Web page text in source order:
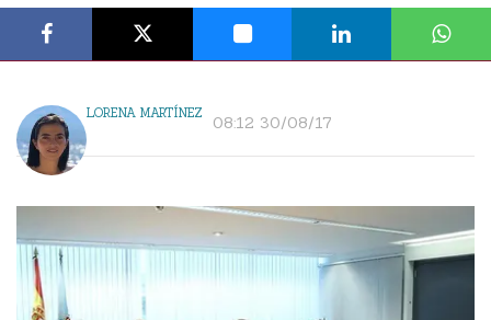
LORENA MARTÍNEZ 08:12 30/08/17